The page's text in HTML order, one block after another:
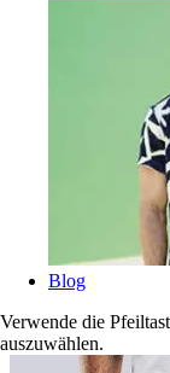
Blog
Verwende die
auszuwählen.